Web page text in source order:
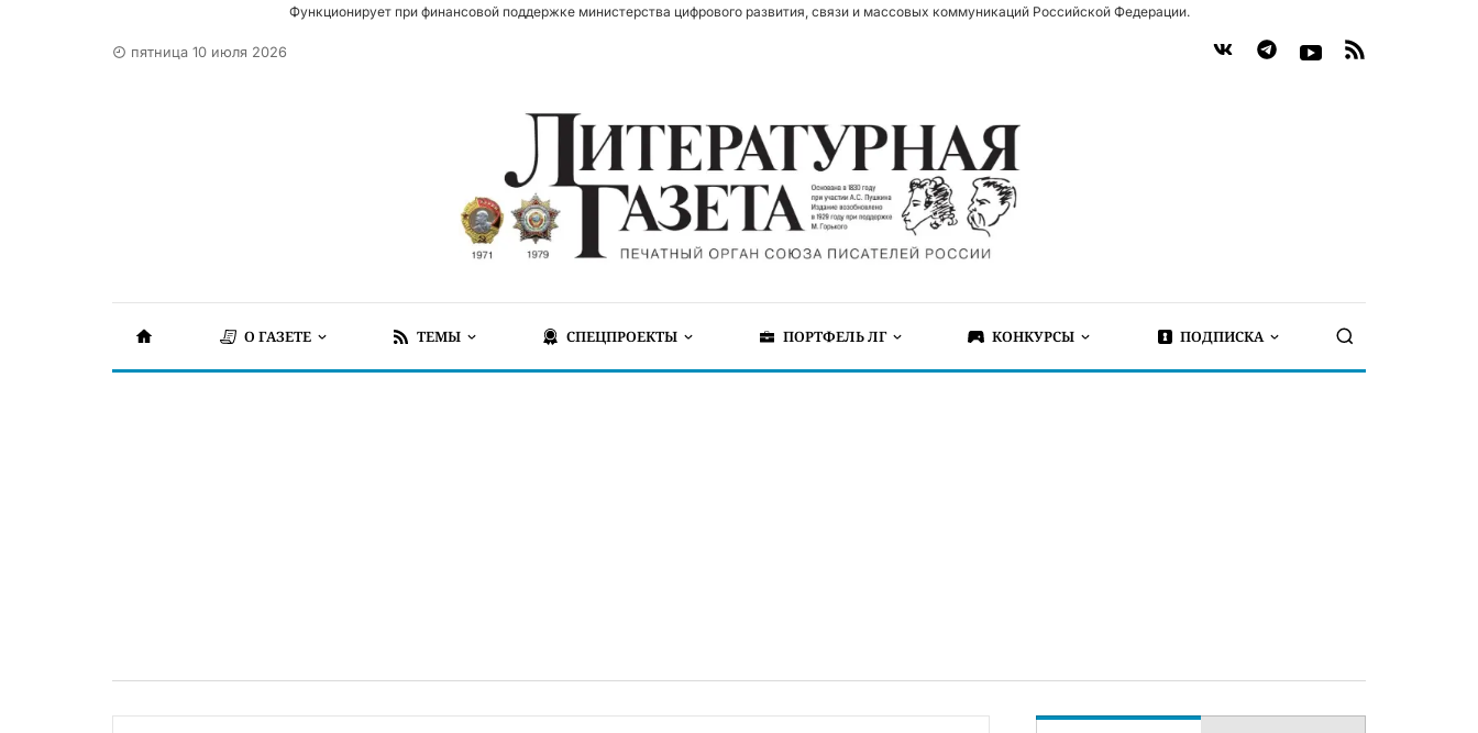
Функционирует при финансовой поддержке министерства цифрового развития, связи и массовых коммуникаций Российской Федерации.
пятница 10 июля 2026
О ГАЗЕТЕ ТЕМЫ СПЕЦПРОЕКТЫ ПОРТФЕЛЬ ЛГ КОНКУРСЫ ПОДПИСКА